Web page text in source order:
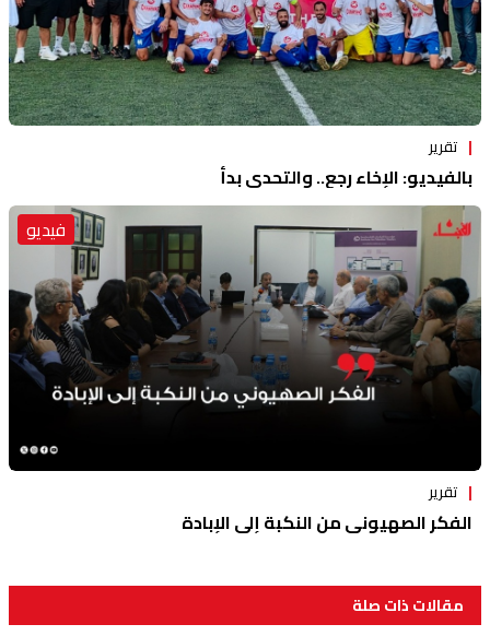
تقرير
بالفيديو: الإخاء رجع.. والتحدي بدأ
فيديو
تقرير
الفكر الصهيوني من النكبة إلى الإبادة
مقالات ذات صلة